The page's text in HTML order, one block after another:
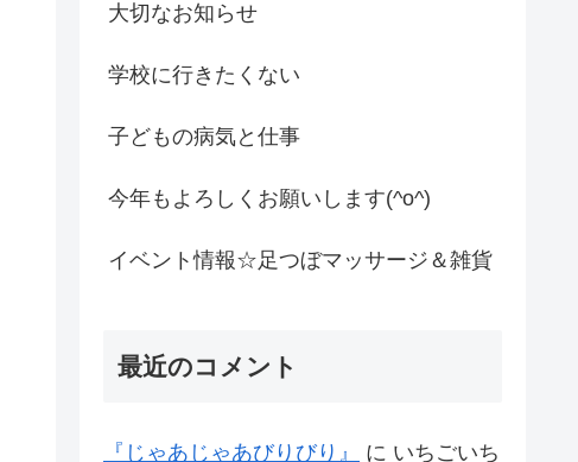
大切なお知らせ
学校に行きたくない
子どもの病気と仕事
今年もよろしくお願いします(^o^)
イベント情報☆足つぼマッサージ＆雑貨
最近のコメント
『じゃあじゃあびりびり』 に いちごいち